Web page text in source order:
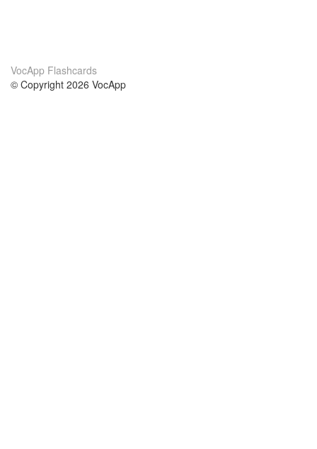
VocApp Flashcards
© Copyright 2026 VocApp